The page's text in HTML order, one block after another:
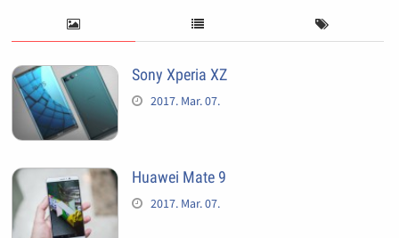
Sony Xperia XZ
2017. Mar. 07.
Huawei Mate 9
2017. Mar. 07.